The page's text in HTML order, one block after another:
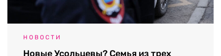
НОВОСТИ
Новые Усольцевы? Семья из трех